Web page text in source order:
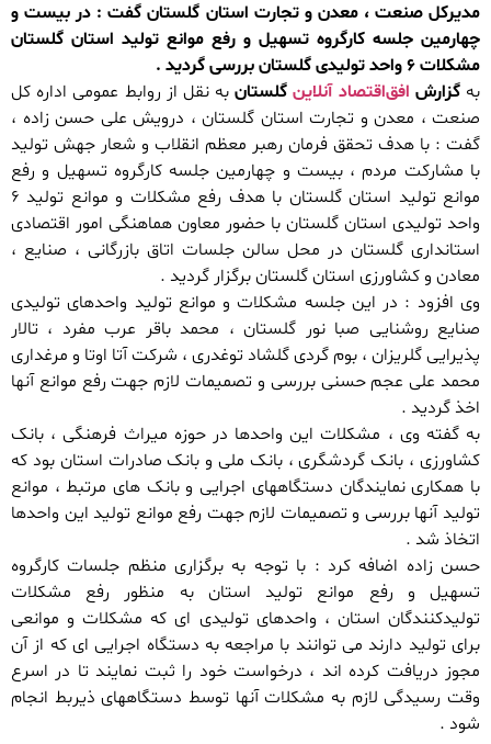
مدیرکل صنعت ، معدن و تجارت استان گلستان گفت : در بیست و
چهارمین جلسه کارگروه تسهیل و رفع موانع تولید استان گلستان
مشکلات ۶ واحد‌ تولیدی گلستان بررسی گردید .
به گزارش افق‌اقتصاد آنلاینگلستانبه نقل از روابط عمومی اداره کل
صنعت ، معدن و تجارت استان گلستان ، درویش علی حسن زاده ،
گفت : با هدف تحقق فرمان رهبر معظم انقلاب و شعار جهش تولید
با مشارکت مردم ، بیست و چهارمین جلسه کارگروه تسهیل و رفع
موانع تولید استان گلستان با هدف رفع مشکلات و موانع تولید ۶
واحد‌ تولیدی استان گلستان با حضور معاون هماهنگی امور اقتصادی
استانداری گلستان در محل سالن جلسات اتاق بازرگانی ، صنایع ،
معادن و کشاورزی استان گلستان برگزار گردید .
وی افزود : در این جلسه مشکلات و موانع تولید واحد‌های تولیدی
صنایع روشنایی صبا نور گلستان ، محمد باقر عرب مفرد ، تالار
پذیرایی گلریزان ، بوم گردی گلشاد توغدری ، شرکت آتا اوتا و مرغداری
محمد علی عجم حسنی بررسی و تصمیمات لازم جهت رفع موانع آنها
اخذ گردید .
به گفته وی ، مشکلات این واحدها در حوزه میراث فرهنگی ، بانک
کشاورزی ، بانک گردشگری ، بانک ملی و بانک صادرات استان بود که
با همکاری نمایندگان دستگاههای اجرایی و بانک های مرتبط ، موانع
تولید آنها بررسی و تصمیمات لازم جهت رفع موانع تولید این واحدها
اتخاذ شد .
حسن زاده اضافه کرد : با توجه به برگزاری منظم جلسات کارگروه
تسهیل و رفع موانع تولید استان به منظور رفع مشکلات
تولیدکنندگان استان ، واحد‌های تولیدی ای که مشکلات و موانعی
برای تولید دارند می توانند با مراجعه به دستگاه اجرایی ای که از آن
مجوز دریافت کرده اند ، درخواست خود را ثبت نمایند تا در اسرع
وقت رسیدگی لازم به مشکلات آنها توسط دستگاههای ذیربط انجام
شود .